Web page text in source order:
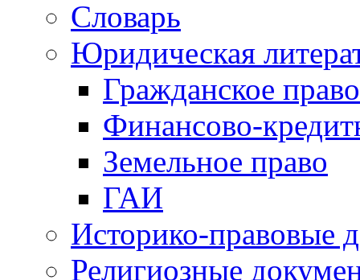
Словарь
Юридическая
Гражданское право
Финансово-
Земельное право
ГАИ
Историко-правовые
Религиозные